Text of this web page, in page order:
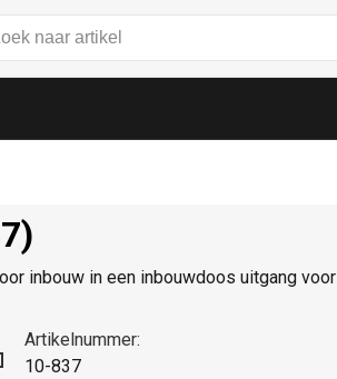
inbouw in een inbouwdoos uitgang voor
Artikelnummer:
10-837